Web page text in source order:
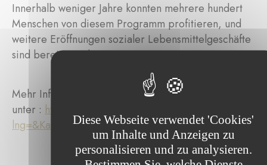
Innerhalb weniger Jahre konnten mehrere hundert
Menschen von diesem Programm profitieren, und
weitere Eröffnungen sozialer Lebensmittelgeschäfte
sind bereits geplant.
Mehr Infos
unter : https://www.buttek.lu/spendchen/index.asp?
lng=&Kat=106&Kap=&Tex=
Diese Webseite verwendet 'Cookies'
um Inhalte und Anzeigen zu
personalisieren und zu analysieren.